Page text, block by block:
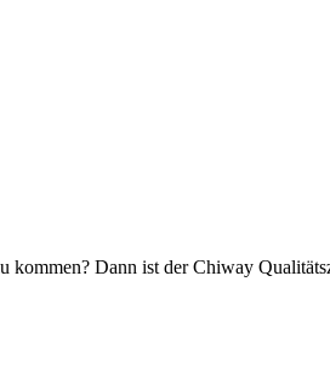
kommen? Dann ist der Chiway